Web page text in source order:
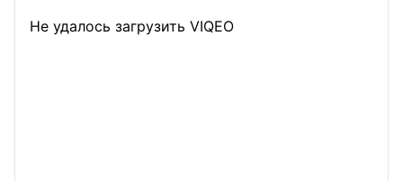
Не удалось загрузить VIQEO